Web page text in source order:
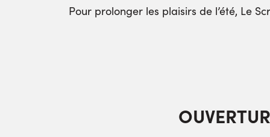
Pour prolonger les plaisirs de l’été, Le